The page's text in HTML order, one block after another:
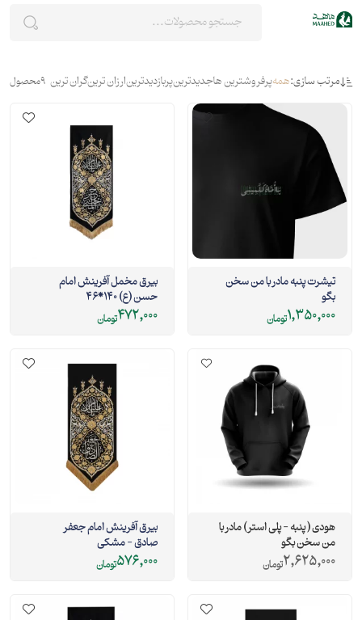
مرتب سازی:همهپرفروشترین هاجدیدترینپربازدیدترینارزان ترینگران ترین 9محصول
تیشرت پنبه مادر با من سخن
بگو
1,350,000تومان
بیرق مخمل آفرینش امام
حسن (ع) 140*46
472,000تومان
هودی ( پنبه - پلی استر ) مادر با
من سخن بگو
2,625,000تومان
بيرق آفرینش امام جعفر
صادق - مشکی
576,000تومان